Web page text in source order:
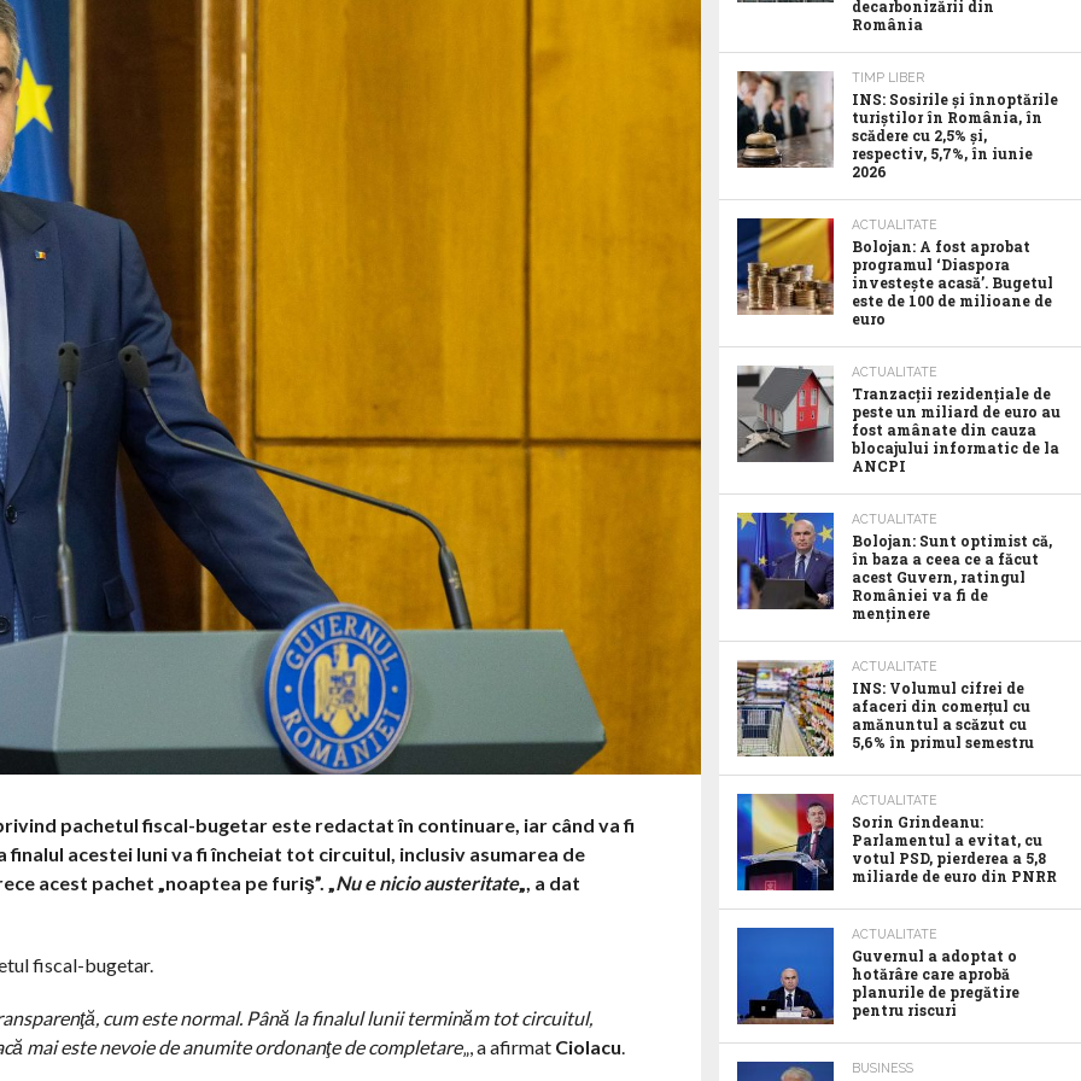
pachetul fiscal-bugetar este redactat în continuare, iar când va fi
finalul acestei luni va fi încheiat tot circuitul, inclusiv asumarea de
acest pachet „noaptea pe furiş”. „ Nu e nicio austeritate„, a dat
fiscal-bugetar.
cum este normal. Până la finalul lunii terminăm tot circuitul,
mai este nevoie de anumite ordonanţe de completare„, a afirmat Ciolacu
decarbonizării din
România
TIMP LIBER
INS: Sosirile și înnoptările
turiștilor în România, în
scădere cu 2,5% și,
respectiv, 5,7%, în iunie
2026
ACTUALITATE
Bolojan: A fost aprobat
programul ‘Diaspora
investește acasă’. Bugetul
este de 100 de milioane de
euro
ACTUALITATE
Tranzacții rezidențiale de
peste un miliard de euro au
fost amânate din cauza
blocajului informatic de la
ANCPI
ACTUALITATE
Bolojan: Sunt optimist că,
în baza a ceea ce a făcut
acest Guvern, ratingul
României va fi de
menținere
ACTUALITATE
INS: Volumul cifrei de
afaceri din comerțul cu
amănuntul a scăzut cu
5,6% în primul semestru
ACTUALITATE
Sorin Grindeanu:
Parlamentul a evitat, cu
votul PSD, pierderea a 5,8
miliarde de euro din PNRR
ACTUALITATE
Guvernul a adoptat o
hotărâre care aprobă
planurile de pregătire
pentru riscuri
BUSINESS